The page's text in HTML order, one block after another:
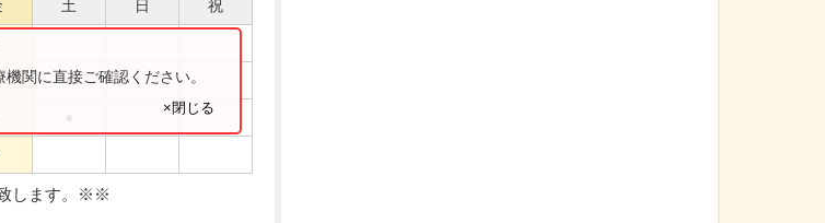
土 日 祝
●
関に直接ご確認ください。
×閉じる
します。※※